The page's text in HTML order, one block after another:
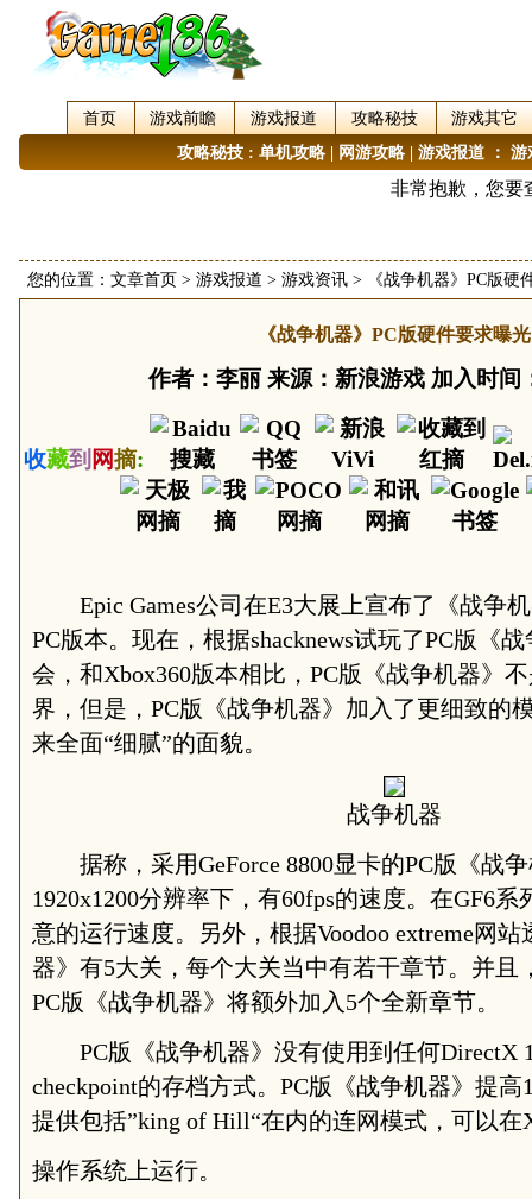
首页 游戏前瞻 游戏报道 攻略秘技
游戏其它
攻略秘技: 单机攻略| 网游攻略| 游戏报道： 游
您的位置： 文章首页 > 游戏报道 > 游戏资讯> 《战争机器》PC版硬
《战争机器》PC版硬件要求曝光
作者：李丽 来源：新浪游戏 加入时间
收藏到 网摘:
Epic Games公司在E3大展上宣布了《战争机
PC版本。现在，根据shacknews试玩了PC版《
会，和Xbox360版本相比，PC版《战争机器》
界，但是，PC版《战争机器》加入了更细致的
来全面“细腻”的面貌。
战争机器
据称，采用GeForce 8800显卡的PC版《战
1920x1200分辨率下，有60fps的速度。在GF6
意的运行速度。另外，根据Voodoo extreme网
器》有5大关，每个大关当中有若干章节。并且
PC版《战争机器》将额外加入5个全新章节。
PC版《战争机器》没有使用到任何DirectX
checkpoint的存档方式。PC版《战争机器》提
提供包括”king of Hill“在内的连网模式，可以在
操作系统上运行。